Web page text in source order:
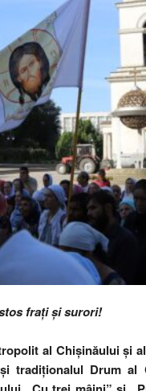
frați și surori!
al Chișinăului și
tradiționalul Drum al